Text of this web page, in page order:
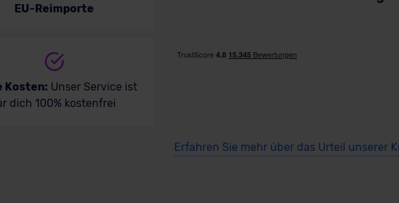
EU-Reimporte
Kosten: Unser Service ist
dich 100% kostenfrei
Erfahren Sie mehr über das Urteil unserer